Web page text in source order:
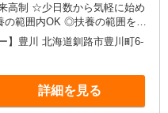
気軽に始め
の範囲内OK ◎扶養の範囲を超
間中
日間：時給1000円）
】豊川 北海道釧路市豊川町6-
詳細を見る